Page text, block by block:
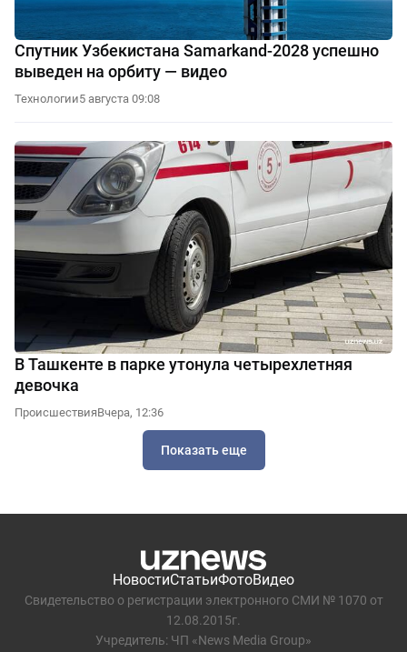
Спутник Узбекистана Samarkand-2028 успешно
выведен на орбиту — видео
Технологии5 августа 09:08
В Ташкенте в парке утонула четырехлетняя
девочка
ПроисшествияВчера, 12:36
Показать еще
НовостиСтатьиФотоВидео
Свидетельство о регистрации электронного СМИ № 1070 от
12.08.2015г.
Учредитель: ЧП «News Media Group»